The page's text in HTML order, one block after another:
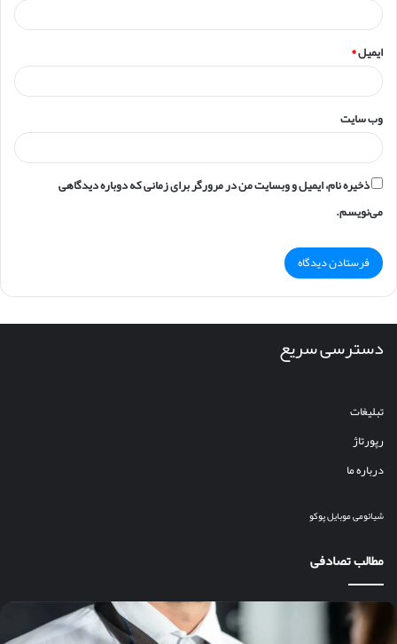
ایمیل*
وب‌ سایت
ذخیره نام، ایمیل و وبسایت من در مرورگر برای زمانی که دوباره دیدگاهی
می‌نویسم.
دسترسی سریع
تبلیغات
رپورتاژ
درباره ما
شیائومیموبایلپوکو
مطالب تصادفی